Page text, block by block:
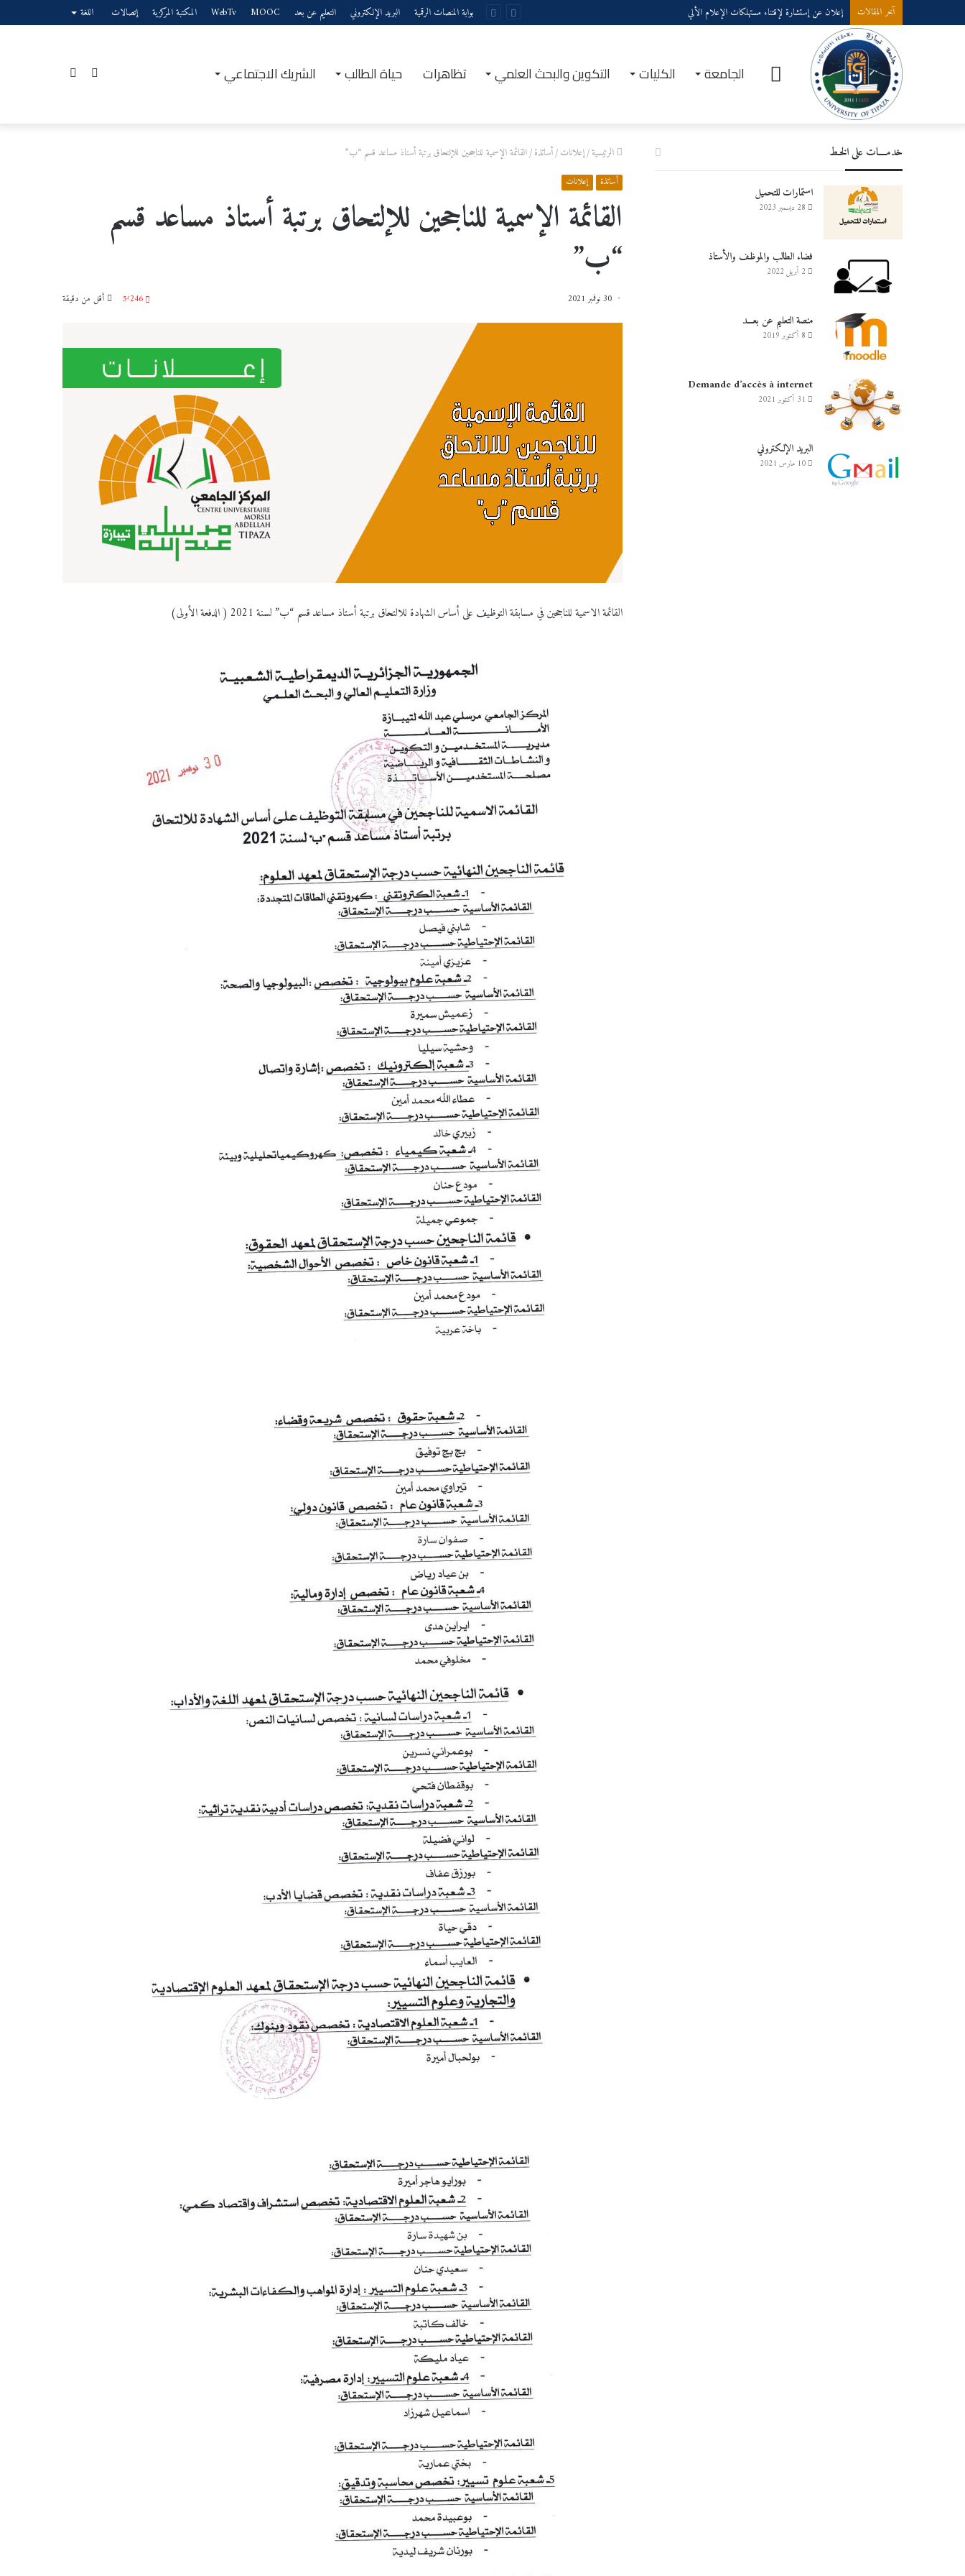
آخر المقالات إعلان عن إستشارة لإقتناء مستهلكات الإعلام الألي بوابة المنصات الرقمية البريد الإلكتروني التعليم عن بعد MOOC
WebTv المكتبة المركزية إتصالات اللغة
الرئيسيةالجامعة الكليات التكوين والبحث العلمي تظاهرات حياة الطالب الشريك الاجتماعي إضافة
الرئيسية/إعلانات/أساتذة/القائمة الإسمية للناجحين للإلتحاق برتبة أستاذ مساعد قسم “ب”
أساتذة إعلانات
القائمة الإسمية للناجحين للإلتحاق برتبة أستاذ مساعد قسم
“ب”
30 نوفمبر 2021 5٬246 أقل من دقيقة
القائمة الاسمية للناجحين في مسابقة التوظيف على أساس الشهادة للالتحاق برتبة أستاذ مساعد قسم “ب” لسنة 2021 ( الدفعة الأولى)
خدمــــات على الخـط
استمارات للتحميل
28 ديسمبر 2023
فضاء الطالب والموظف والأستاذ
2 أبريل 2022
منصة التعليم عن بعـــد
8 أكتوبر 2019
Demande d’accès à internet
31 أكتوبر 2021
البريد الإلكتروني
10 مارس 2021